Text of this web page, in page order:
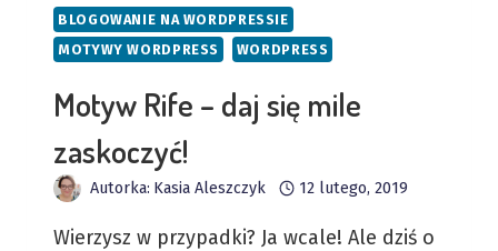
BLOGOWANIE NA WORDPRESSIE
MOTYWY WORDPRESS
WORDPRESS
Motyw Rife – daj się mile
zaskoczyć!
Autorka: Kasia Aleszczyk 12 lutego, 2019
Wierzysz w przypadki? Ja wcale! Ale dziś o